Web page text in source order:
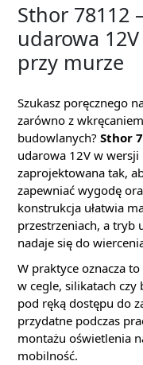
Sthor 78112
udarowa
przy murze
Szukasz poręcznego
zarówno z
budowlanych? Sthor
udarowa 12V w wersji
zaprojektowana tak,
zapewniać wygodę
konstrukcja ułatwia
przestrzeniach, a tryb
nadaje się do
W praktyce oznacza
w cegle, silikatach czy
pod ręką dostępu do
przydatne podczas
montażu oświetlenia
mobilność.